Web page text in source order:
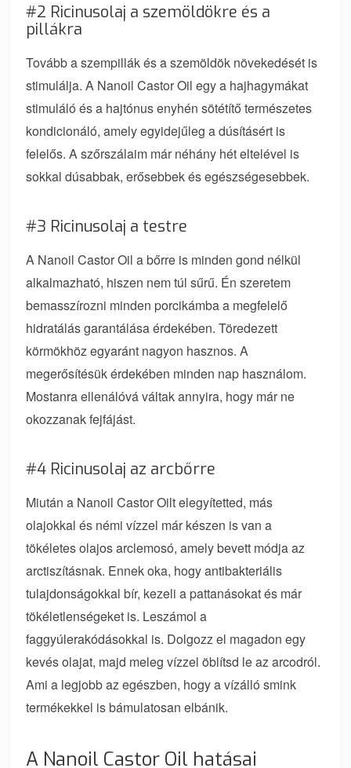
#2 Ricinusolaj a szemöldökre és a
pillákra
Tovább a szempillák és a szemöldök növekedését is
stimulálja. A Nanoil Castor Oil egy a hajhagymákat
stimuláló és a hajtónus enyhén sötétítő természetes
kondicionáló, amely egyidejűleg a dúsításért is
felelős. A szőrszálaim már néhány hét eltelével is
sokkal dúsabbak, erősebbek és egészségesebbek.
#3 Ricinusolaj a testre
A Nanoil Castor Oil a bőrre is minden gond nélkül
alkalmazható, hiszen nem túl sűrű. Én szeretem
bemasszírozni minden porcikámba a megfelelő
hidratálás garantálása érdekében. Töredezett
körmökhöz egyaránt nagyon hasznos. A
megerősítésük érdekében minden nap használom.
Mostanra ellenálóvá váltak annyira, hogy már ne
okozzanak fejfájást.
#4 Ricinusolaj az arcbőrre
Miután a Nanoil Castor Oilt elegyítetted, más
olajokkal és némi vízzel már készen is van a
tökéletes olajos arclemosó, amely bevett módja az
arctiszításnak. Ennek oka, hogy antibakteriális
tulajdonságokkal bír, kezeli a pattanásokat és már
tökéletlenségeket is. Leszámol a
faggyúlerakódásokkal is. Dolgozz el magadon egy
kevés olajat, majd meleg vízzel öblítsd le az arcodról.
Ami a legjobb az egészben, hogy a vízálló smink
termékekkel is bámulatosan elbánik.
A Nanoil Castor Oil hatásai